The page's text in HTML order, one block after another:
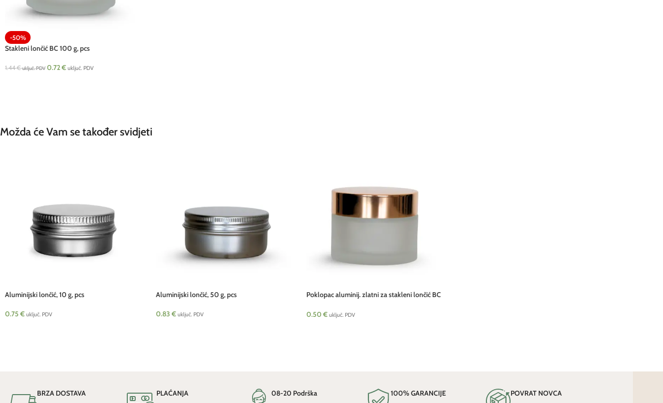
-50%
Stakleni lončić BC 100 g, pcs
1.44€ uključ. PDV 0.72€ uključ. PDV
Možda će Vam se također svidjeti
Aluminijski lončić, 10 g, pcs
0.75 € uključ. PDV
Aluminijski lončić, 50 g, pcs
0.83 € uključ. PDV
Poklopac aluminij. zlatni za stakleni lončić BC
0.50 € uključ. PDV
BRZA DOSTAVA
PLAĆANJA
08-20 Podrška
100% GARANCIJE
POVRAT NOVCA